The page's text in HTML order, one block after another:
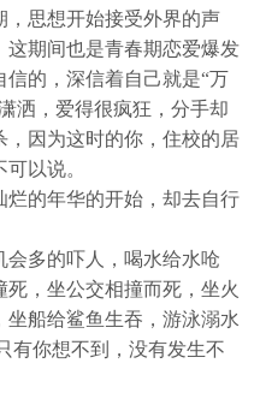
思想开始接受外界的声
期间也是青春期恋爱爆发
的，深信着自己就是“万
洒，爱得很疯狂，分手却
因为这时的你，住校的居
可以说。
的年华的开始，却去自行
多的吓人，喝水给水呛
，坐公交相撞而死，坐火
船给鲨鱼生吞，游泳溺水
有你想不到，没有发生不